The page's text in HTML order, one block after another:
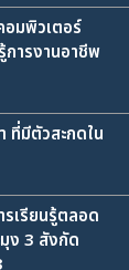
อมพิวเตอร์
การงานอาชีพ
ที่มีตัวสะกดใน
รเรียนรู้ตลอด
ง 3 สังกัด